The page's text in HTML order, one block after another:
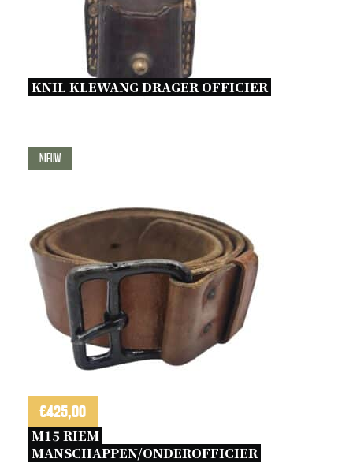
KNIL KLEWANG DRAGER OFFICIER
Nieuw
€425,00
M15 RIEM
MANSCHAPPEN/ONDEROFFICIER